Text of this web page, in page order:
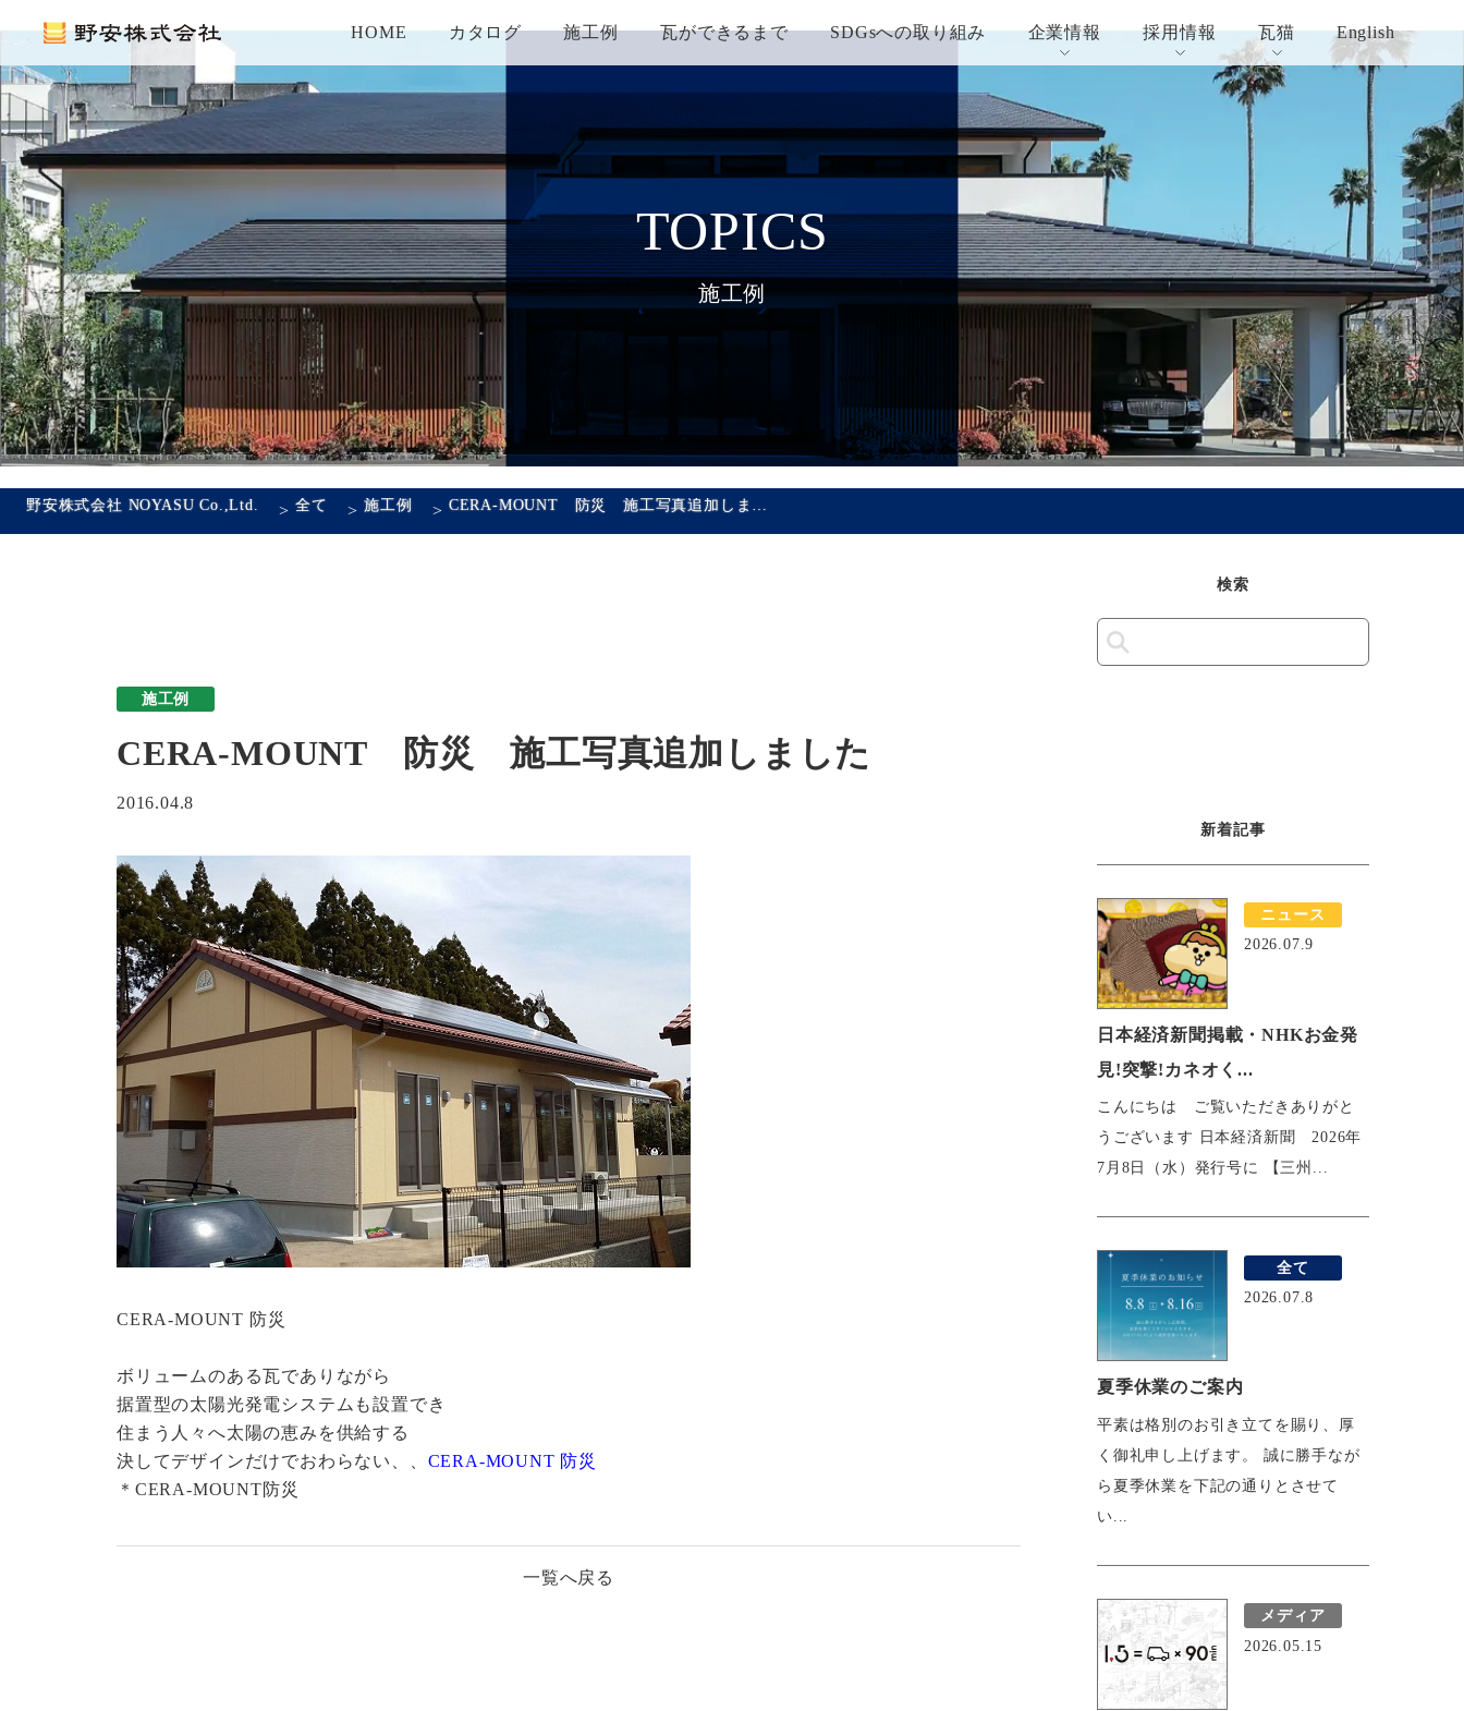
HOME カタログ 施工例 瓦ができるまで SDGsへの取り組み 企業情報 採用情報 瓦猫 English
TOPICS
施工例
野安株式会社 NOYASU Co.,Ltd. >全て >施工例 > CERA-MOUNT 防災 施工写真追加しました
施工例
CERA-MOUNT 防災 施工写真追加しました
2016.04.8
CERA-MOUNT 防災
ボリュームのある瓦でありながら
据置型の太陽光発電システムも設置でき
住まう人々へ太陽の恵みを供給する
決してデザインだけでおわらない、、 CERA-MOUNT 防災
＊CERA-MOUNT防災
一覧へ戻る
検索
新着記事
ニュース
2026.07.9
日本経済新聞掲載・NHKお金発
見!突撃!カネオく...
こんにちは ご覧いただきありがと
うございます 日本経済新聞 2026年
7月8日（水）発行号に 【三州...
全て
2026.07.8
夏季休業のご案内
平素は格別のお引き立てを賜り、厚
く御礼申し上げます。 誠に勝手なが
ら夏季休業を下記の通りとさせて
い...
メディア
2026.05.15